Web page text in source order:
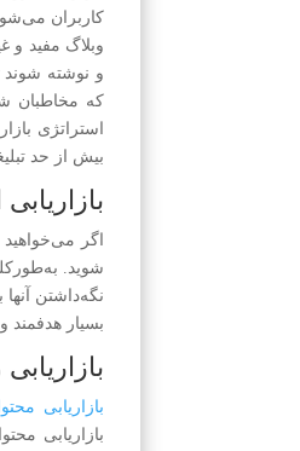
کاربران
وبلاگ مفید و
و نوشته شوند
که مخاطبان
استراتژی
بیش از حد
اگر می‌خواهید
شوید.
نگه‌داشتن
بسیار
بازاریابی
بازاریابی